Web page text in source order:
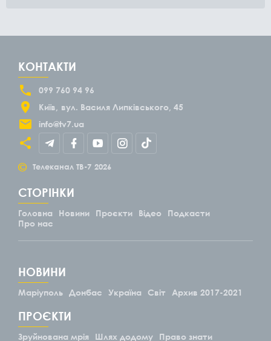
КОНТАКТИ
099 760 94 96
Київ
вул. Василя Липківського, 45
info@tv7.ua
© Телеканал ТВ-7 2026
СТОРІНКИ
Головна Новини Проєкти Відео
Подкасти
Про нас
НОВИНИ
Маріуполь Донбас Україна Світ Архив 2017-2021
ПРОЄКТИ
Зруйнована мрія Шлях додому Право знати